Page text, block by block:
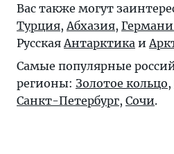
Вас также могут
Турция, Абхазия,
Русская Антарктика и
Самые популярные
регионы: Золотое кольцо,
Санкт-Петербург, Сочи.